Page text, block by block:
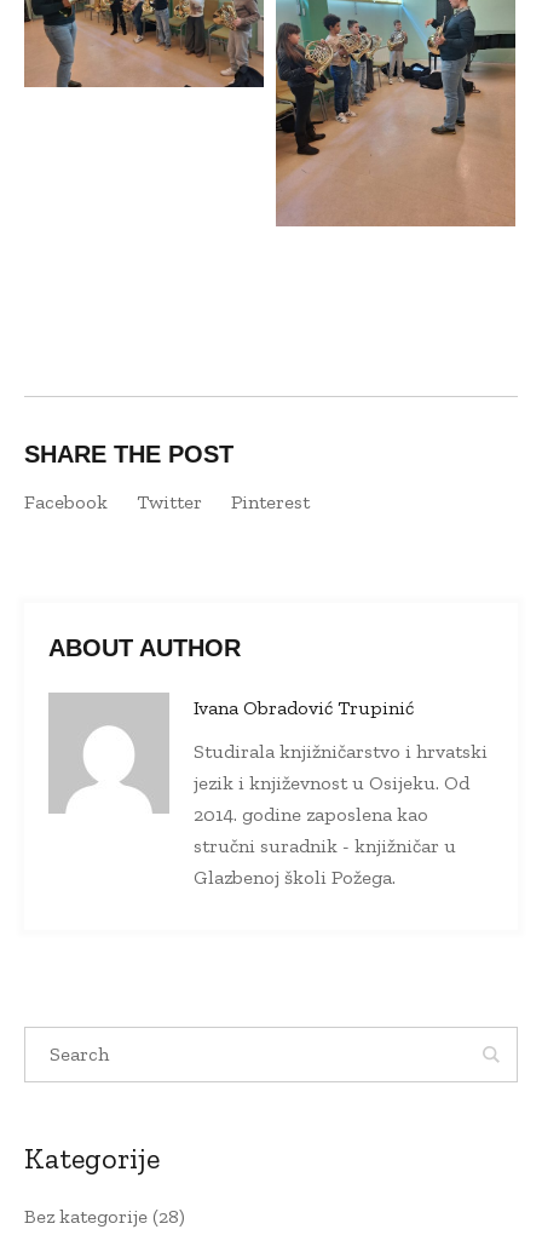
SHARE THE POST
Facebook Twitter Pinterest
ABOUT AUTHOR
Ivana Obradović Trupinić
Studirala knjižničarstvo i hrvatski
jezik i književnost u Osijeku. Od
2014. godine zaposlena kao
stručni suradnik - knjižničar u
Glazbenoj školi Požega.
Kategorije
Bez kategorije (28)